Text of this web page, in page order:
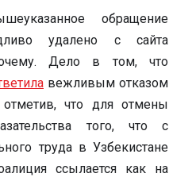
обращение
удалено с сайта
Дело в том, что
вежливым отказом
что для отмены
того, что с
труда в Узбекистане
ссылается как на